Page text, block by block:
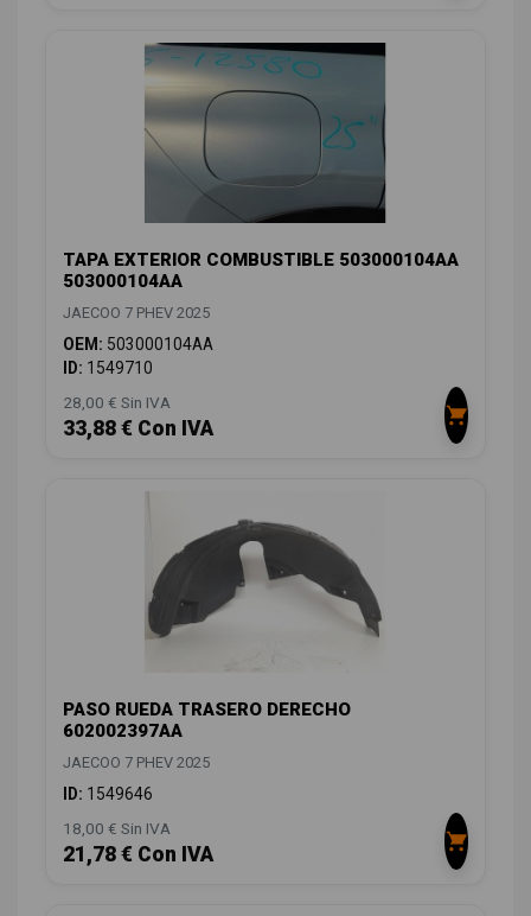
TAPA EXTERIOR COMBUSTIBLE 503000104AA
503000104AA
JAECOO 7 PHEV 2025
OEM: 503000104AA
ID: 1549710
28,00 € Sin IVA
33,88 € Con IVA
PASO RUEDA TRASERO DERECHO
602002397AA
JAECOO 7 PHEV 2025
ID: 1549646
18,00 € Sin IVA
21,78 € Con IVA